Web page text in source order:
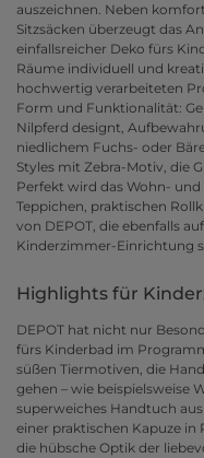
auszeichnen. Neben
Sitzsäcken überzeugt das
einfallsreicher Deko fürs
Räume individuell und
hochwertig verarbeiteten
Form und Funktionalität:
Nilpferd designt,
niedlichem Fuchs- oder
Styles mit Zebra-Motiv, die
Perfekt wird das Wohn-
Teppichen, praktischen
von DEPOT, die ebenfalls
Kinderzimmer-Einrichtung
Highlights für
DEPOT hat nicht nur
fürs Kinderbad im
süßen Tiermotiven, die
gehen – wie beispielsweise
superweiches Handtuch
einer praktischen Kapuze in
die hübsche Optik der